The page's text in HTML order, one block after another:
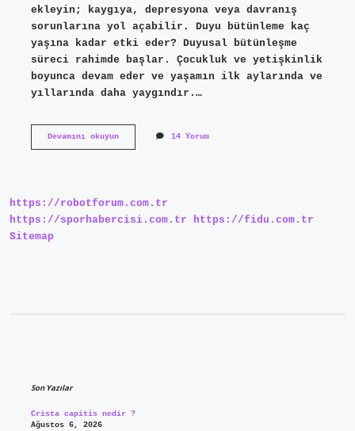
ekleyin; kaygıya, depresyona veya davranış
sorunlarına yol açabilir. Duyu bütünleme kaç
yaşına kadar etki eder? Duyusal bütünleşme
süreci rahimde başlar. Çocukluk ve yetişkinlik
boyunca devam eder ve yaşamın ilk aylarında ve
yıllarında daha yaygındır.…
Devamını okuyunDuyu
14 Yorum
https://robotforum.com.tr
https://sporhabercisi.com.tr
https://fidu.com.tr
Sitemap
Son Yazılar
Crista capitis nedir ?
Ağustos 6, 2026